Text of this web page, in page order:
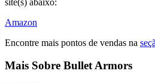
Amazon
Encontre mais pontos de vendas na
Mais Sobre Bullet Armors